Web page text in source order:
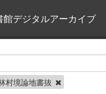
館デジタルアーカイブ
村境論地書抜